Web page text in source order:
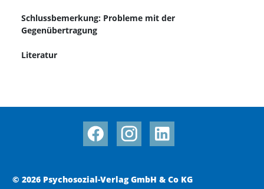
Schlussbemerkung: Probleme mit der
Gegenübertragung
Literatur
© 2026 Psychosozial-Verlag GmbH & Co KG